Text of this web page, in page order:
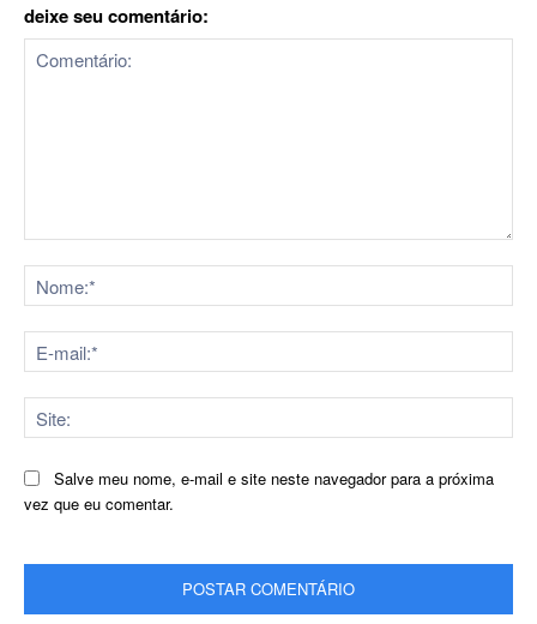
deixe seu comentário:
Salve meu nome, e-mail e site neste navegador para a próxima
vez que eu comentar.